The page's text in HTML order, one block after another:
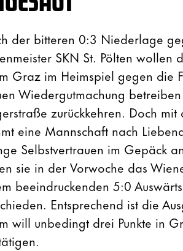
der bitteren 0:3 Niederlage
SKN St. Pölten wollen
Graz im Heimspiel gegen die
Wiedergutmachung
zurückkehren. Doch
eine Mannschaft nach
Selbstvertrauen im Gepäck
sie in der Vorwoche das
beeindruckenden 5:0
Entsprechend ist die
will unbedingt drei Punkte in